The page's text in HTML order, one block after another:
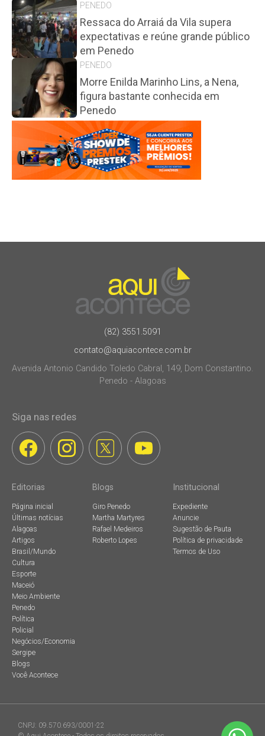
PENEDO
Ressaca do Arraiá da Vila supera
expectativas e reúne grande público
em Penedo
PENEDO
Morre Enilda Marinho Lins, a Nena,
figura bastante conhecida em
Penedo
(82) 3551.5091
contato@aquiacontece.com.br
Avenida Antonio Candido Toledo Cabral, 149, Dom Constantino.
Penedo - Alagoas
Siga nas redes
Editorias
Página inicial
Últimas notícias
Alagoas
Artigos
Brasil/Mundo
Cultura
Esporte
Maceió
Meio Ambiente
Penedo
Política
Policial
Negócios/Economia
Sergipe
Blogs
Você Acontece
Blogs
Giro Penedo
Martha Martyres
Rafael Medeiros
Roberto Lopes
Institucional
Expediente
Anuncie
Sugestão de Pauta
Política de privacidade
Termos de Uso
CNPJ: 09.570.693/0001-22